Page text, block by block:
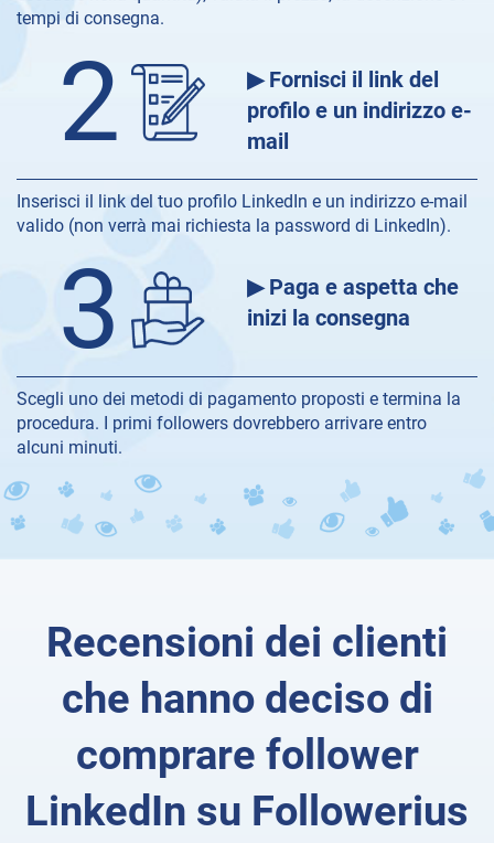
tempi di consegna.
2
▶ Fornisci il link del
profilo e un indirizzo e-
mail
Inserisci il link del tuo profilo LinkedIn e un indirizzo e-mail
valido (non verrà mai richiesta la password di LinkedIn).
3
▶ Paga e aspetta che
inizi la consegna
Scegli uno dei metodi di pagamento proposti e termina la
procedura. I primi followers dovrebbero arrivare entro
alcuni minuti.
Recensioni dei clienti
che hanno deciso di
comprare follower
LinkedIn su Followerius